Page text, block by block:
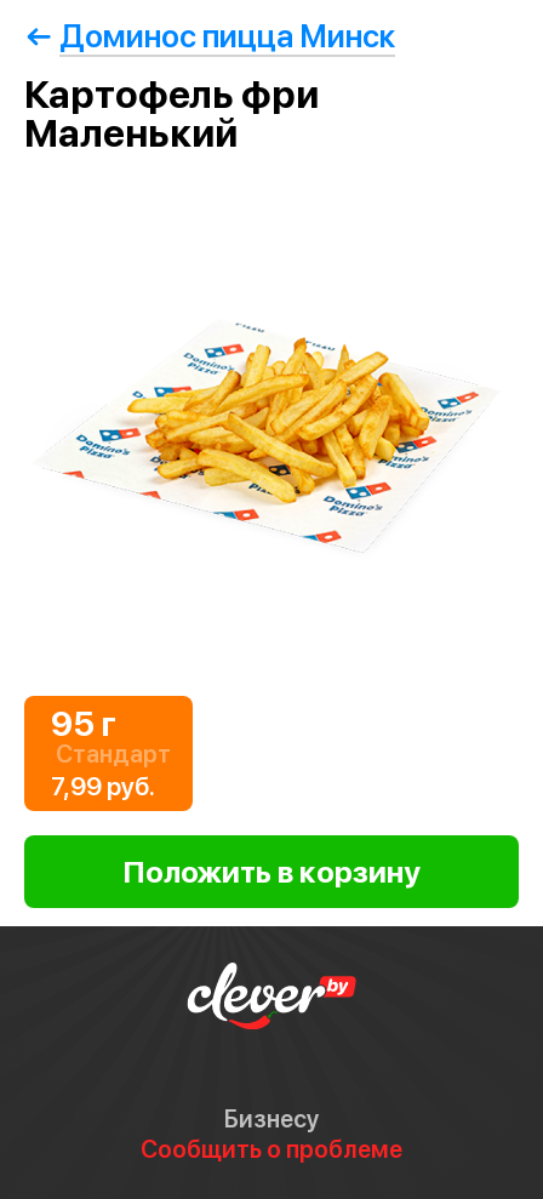
Доминос пицца Минск
Картофель фри
Маленький
95 г
Стандарт
7,99 руб.
Бизнесу
Сообщить о проблеме